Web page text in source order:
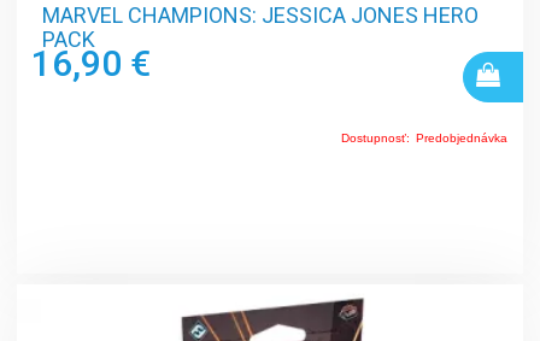
MARVEL CHAMPIONS: JESSICA JONES HERO
PACK
16,90 €
Dostupnosť: Predobjednávka